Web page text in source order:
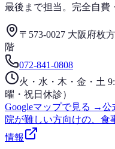
最後まで担当。完全自費
〒573-0027 大阪府枚
階
072-841-0808
火・水・木・金・土
曜・祝日休診）
Googleマップで見る →公
院が難しい方向けの、食
情報